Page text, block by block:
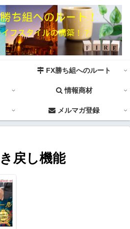
FX勝ち組へのルート
情報商材
メルマガ登録
戻し機能